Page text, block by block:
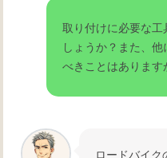
取り付けに必要な
しょうか？また、他
べきことはあります
ロードバイ